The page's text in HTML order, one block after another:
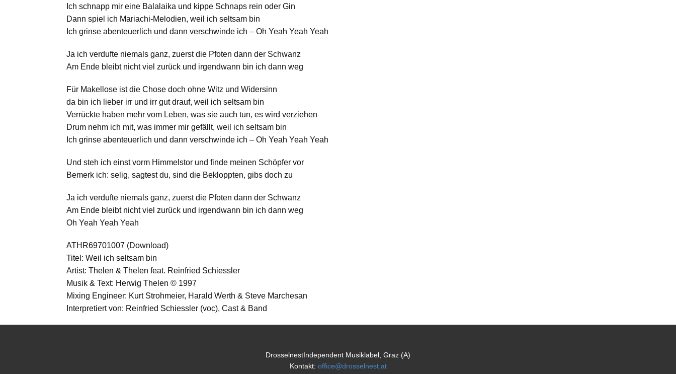
Ich schnapp mir eine Balalaika und kippe Schnaps rein oder Gin
Dann spiel ich Mariachi-Melodien, weil ich seltsam bin
Ich grinse abenteuerlich und dann verschwinde ich – Oh Yeah Yeah Yeah
Ja ich verdufte niemals ganz, zuerst die Pfoten dann der Schwanz
Am Ende bleibt nicht viel zurück und irgendwann bin ich dann weg
Für Makellose ist die Chose doch ohne Witz und Widersinn
da bin ich lieber irr und irr gut drauf, weil ich seltsam bin
Verrückte haben mehr vom Leben, was sie auch tun, es wird verziehen
Drum nehm ich mit, was immer mir gefällt, weil ich seltsam bin
Ich grinse abenteuerlich und dann verschwinde ich – Oh Yeah Yeah Yeah
Und steh ich einst vorm Himmelstor und finde meinen Schöpfer vor
Bemerk ich: selig, sagtest du, sind die Bekloppten, gibs doch zu
Ja ich verdufte niemals ganz, zuerst die Pfoten dann der Schwanz
Am Ende bleibt nicht viel zurück und irgendwann bin ich dann weg
Oh Yeah Yeah Yeah
ATHR69701007 (Download)
Titel: Weil ich seltsam bin
Artist: Thelen & Thelen feat. Reinfried Schiessler
Musik & Text: Herwig Thelen © 1997
Mixing Engineer: Kurt Strohmeier, Harald Werth & Steve Marchesan
Interpretiert von: Reinfried Schiessler (voc), Cast & Band
DrosselnestIndependent Musiklabel, Graz (A)
Kontakt: office@drosselnest.at